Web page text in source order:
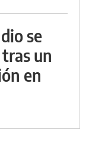
se
un
en